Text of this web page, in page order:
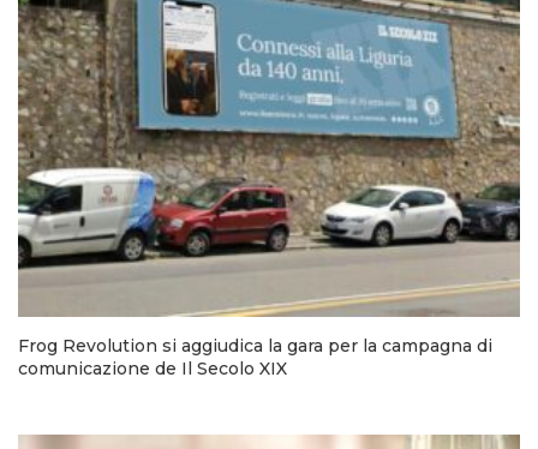
Frog Revolution si aggiudica la gara per la campagna di
comunicazione de Il Secolo XIX